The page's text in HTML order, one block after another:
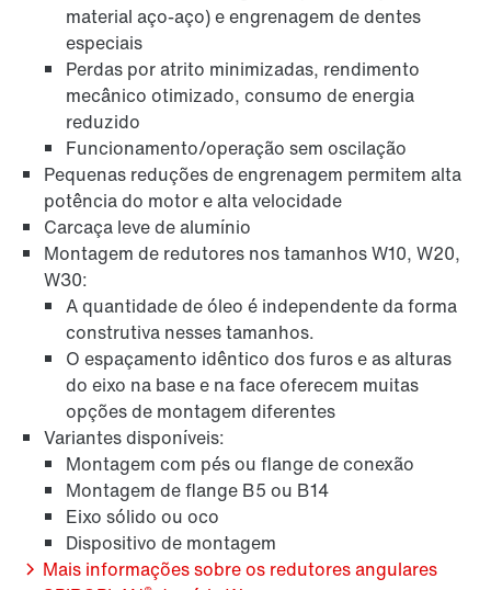
Sistema de montagem TorqLOC® com eixo oco
Adaptadores
material aço-aço) e engrenagem de dentes
especiais
Perdas por atrito minimizadas, rendimento
mecânico otimizado, consumo de energia
reduzido
Funcionamento/operação sem oscilação
Pequenas reduções de engrenagem permitem alta
potência do motor e alta velocidade
Carcaça leve de alumínio
Montagem de redutores nos tamanhos W10, W20,
W30:
A quantidade de óleo é independente da forma
construtiva nesses tamanhos.
O espaçamento idêntico dos furos e as alturas
do eixo na base e na face oferecem muitas
opções de montagem diferentes
Variantes disponíveis:
Montagem com pés ou flange de conexão
Montagem de flange B5 ou B14
Eixo sólido ou oco
Dispositivo de montagem
Mais informações sobre os redutores angulares